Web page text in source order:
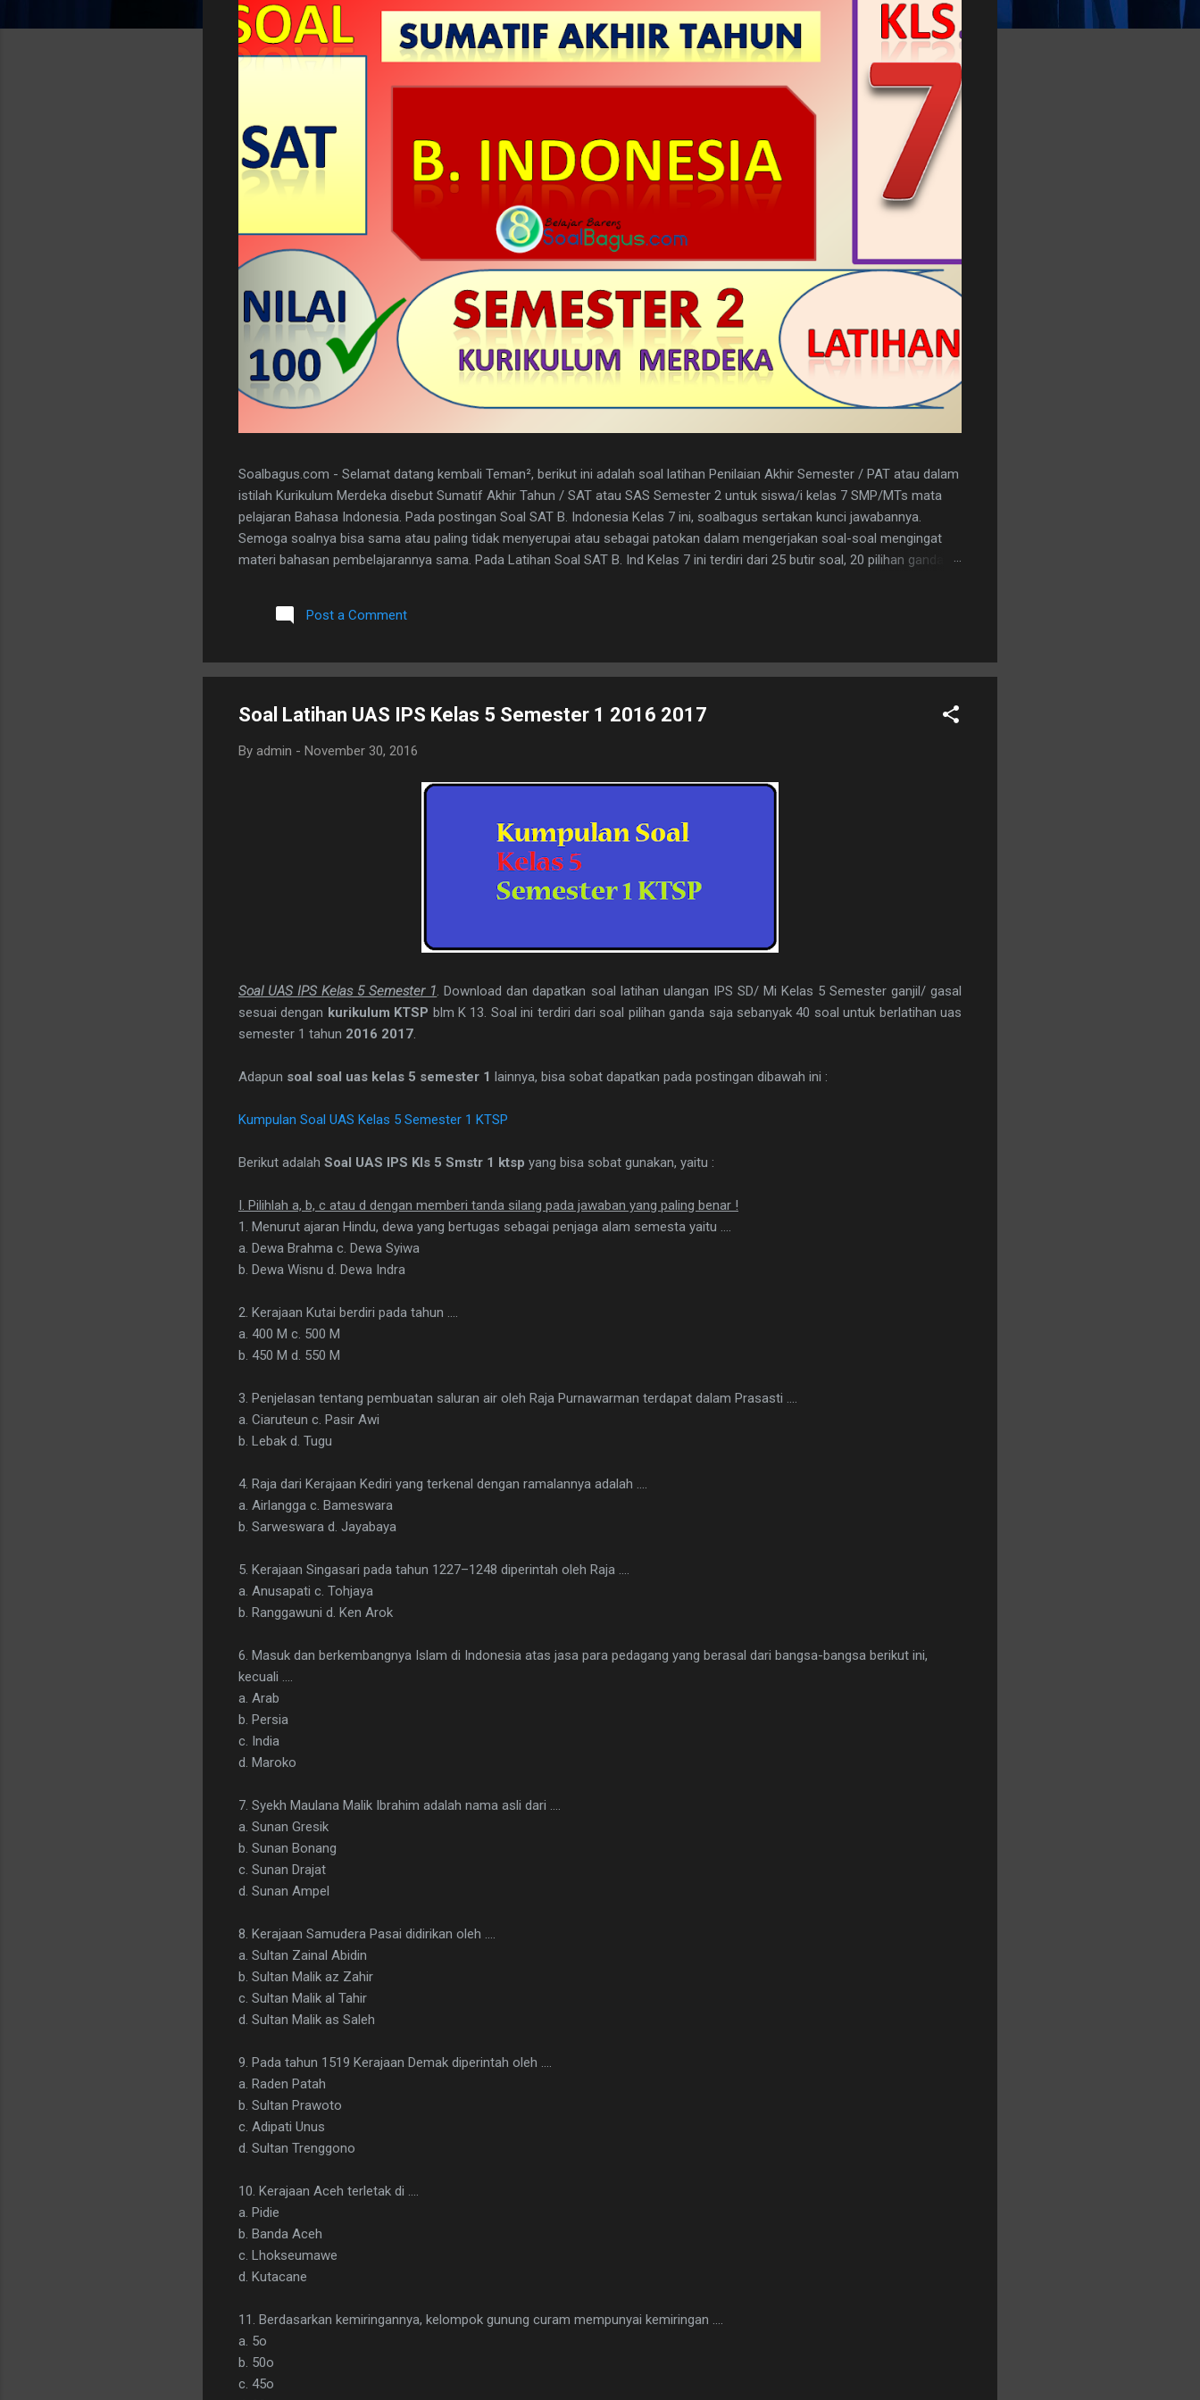
Soalbagus.com - Selamat datang kembali Teman², berikut ini adalah soal latihan Penilaian Akhir Semester / PAT atau dalam
istilah Kurikulum Merdeka disebut Sumatif Akhir Tahun / SAT atau SAS Semester 2 untuk siswa/i kelas 7 SMP/MTs mata
pelajaran Bahasa Indonesia. Pada postingan Soal SAT B. Indonesia Kelas 7 ini, soalbagus sertakan kunci jawabannya.
Semoga soalnya bisa sama atau paling tidak menyerupai atau sebagai patokan dalam mengerjakan soal-soal mengingat
materi bahasan pembelajarannya sama. Pada Latihan Soal SAT B. Ind Kelas 7 ini terdiri dari 25 butir soal, 20 pilihan ganda
dibawah ini. I. PILIHAN GANDA 1. D 2. A 3. C 4. B 5. B 6. B 7. C 8. A 9. D 10. C 11. B 12. D 13. A 14. C 15. A 16. C 17. B 18. B 19.
A 20. D II.URAIAN 1. Judul Berita, Teras Berita, dan Isi Berita 2. Judul buku, nama pembuat buku dan logo penerbit 3. a.
Post a Comment
Soal Latihan UAS IPS Kelas 5 Semester 1 2016 2017
By admin - November 30, 2016
Soal UAS IPS Kelas 5 Semester 1 . Download dan dapatkan soal latihan ulangan IPS SD/ Mi Kelas 5 Semester ganjil/ gasal
sesuai dengan kurikulum KTSP blm K 13. Soal ini terdiri dari soal pilihan ganda saja sebanyak 40 soal untuk berlatihan uas
semester 1 tahun 2016 2017
Adapun soal soal uas kelas 5 semester 1 lainnya, bisa sobat dapatkan pada postingan dibawah ini :
Kumpulan Soal UAS Kelas 5 Semester 1 KTSP
Berikut adalah Soal UAS IPS Kls 5 Smstr 1 ktsp yang bisa sobat gunakan, yaitu :
I. Pilihlah a, b, c atau d dengan memberi tanda silang pada jawaban yang paling benar !
1. Menurut ajaran Hindu, dewa yang bertugas sebagai penjaga alam semesta yaitu ….
a. Dewa Brahma c. Dewa Syiwa
b. Dewa Wisnu d. Dewa Indra
2. Kerajaan Kutai berdiri pada tahun ….
a. 400 M c. 500 M
b. 450 M d. 550 M
3. Penjelasan tentang pembuatan saluran air oleh Raja Purnawarman terdapat dalam Prasasti ….
a. Ciaruteun c. Pasir Awi
b. Lebak d. Tugu
4. Raja dari Kerajaan Kediri yang terkenal dengan ramalannya adalah ….
a. Airlangga c. Bameswara
b. Sarweswara d. Jayabaya
5. Kerajaan Singasari pada tahun 1227–1248 diperintah oleh Raja ….
a. Anusapati c. Tohjaya
b. Ranggawuni d. Ken Arok
6. Masuk dan berkembangnya Islam di Indonesia atas jasa para pedagang yang berasal dari bangsa-bangsa berikut ini,
kecuali ….
a. Arab
b. Persia
c. India
d. Maroko
7. Syekh Maulana Malik Ibrahim adalah nama asli dari ….
a. Sunan Gresik
b. Sunan Bonang
c. Sunan Drajat
d. Sunan Ampel
8. Kerajaan Samudera Pasai didirikan oleh ….
a. Sultan Zainal Abidin
b. Sultan Malik az Zahir
c. Sultan Malik al Tahir
d. Sultan Malik as Saleh
9. Pada tahun 1519 Kerajaan Demak diperintah oleh ….
a. Raden Patah
b. Sultan Prawoto
c. Adipati Unus
d. Sultan Trenggono
10. Kerajaan Aceh terletak di ….
a. Pidie
b. Banda Aceh
c. Lhokseumawe
d. Kutacane
11. Berdasarkan kemiringannya, kelompok gunung curam mempunyai kemiringan ….
a. 5o
b. 50o
c. 45o